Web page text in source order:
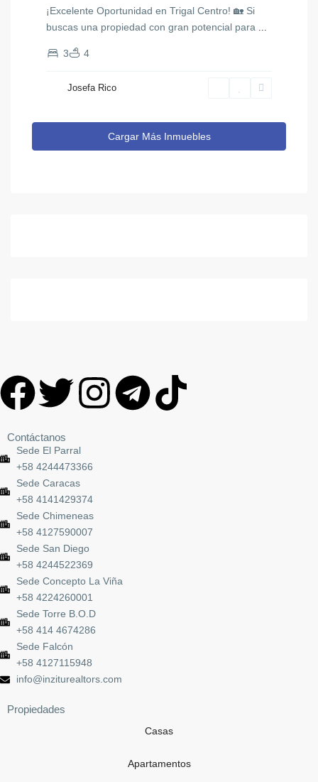
¡Excelente Oportunidad en Trigal Centro! 🏡 Si
buscas una propiedad con gran potencial para ...
3 4
Josefa Rico
Cargar Más Inmuebles
Contáctanos
Sede El Parral
+58 4244473366
Sede Caracas
+58 4141429374
Sede Chimeneas
+58 4127590007
Sede San Diego
+58 4244522369
Sede Concepto La Viña
+58 4224260001
Sede Torre B.O.D
+58 414 4674286
Sede Falcón
+58 4127115948
info@inziturealtors.com
Propiedades
Casas
Apartamentos